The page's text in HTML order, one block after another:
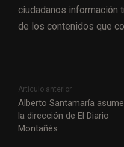
ciudadanos información
de los contenidos que
Artículo anterior
Alberto Santamaría asume
la dirección de El Diario
Montañés